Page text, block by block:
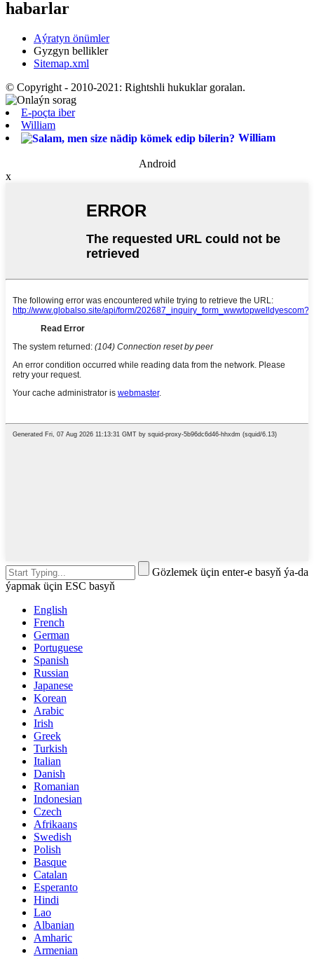
habarlar
Aýratyn önümler
Gyzgyn bellikler
Sitemap.xml
© Copyright - 2010-2021: Rightshli hukuklar goralan.
E-poçta iber
William
William
Android
x
Gözlemek üçin enter-e basyň ýa-da
ýapmak üçin ESC basyň
English
French
German
Portuguese
Spanish
Russian
Japanese
Korean
Arabic
Irish
Greek
Turkish
Italian
Danish
Romanian
Indonesian
Czech
Afrikaans
Swedish
Polish
Basque
Catalan
Esperanto
Hindi
Lao
Albanian
Amharic
Armenian